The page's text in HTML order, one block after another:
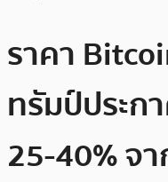
ราคา
ทรัมป์ประก
25-40% จ